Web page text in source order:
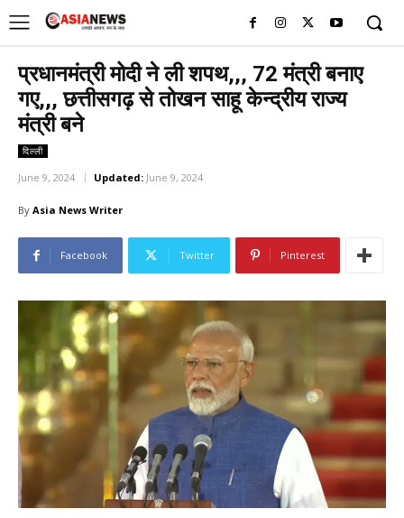
प्रधानमंत्री मोदी ने ली शपथ,,, 72 मंत्री बनाए
गए,,, छत्तीसगढ़ से तोखन साहू केन्द्रीय राज्य
मंत्री बने
दिल्ली
June 9, 2024 Updated: June 9, 2024
By Asia News Writer
Facebook Twitter Pinterest